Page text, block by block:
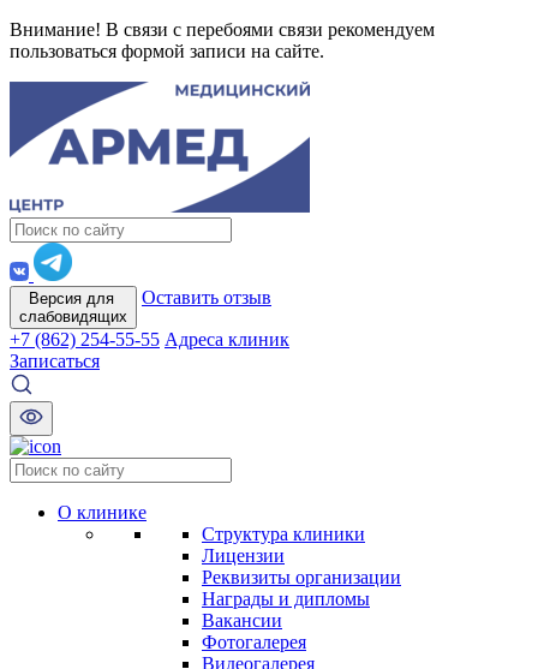
Внимание! В связи с перебоями связи рекомендуем
пользоваться формой записи на сайте.
Версия для
слабовидящих
Оставить отзыв
+7 (862) 254-55-55 Адреса клиник
Записаться
О клинике
Структура клиники
Лицензии
Реквизиты организации
Награды и дипломы
Вакансии
Фотогалерея
Видеогалерея